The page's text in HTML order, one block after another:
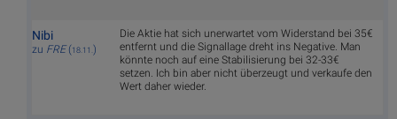
Nibi
zu FRE( 18.11.)
Die Aktie hat sich unerwartet vom Widerstand bei 35€
entfernt und die Signallage dreht ins Negative. Man
könnte noch auf eine Stabilisierung bei 32-33€
setzen. Ich bin aber nicht überzeugt und verkaufe den
Wert daher wieder.